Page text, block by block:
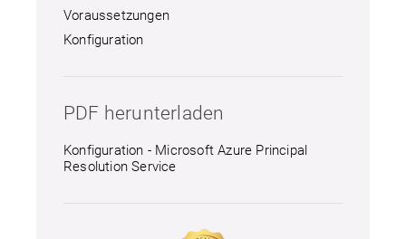
Voraussetzungen
Konfiguration
PDF herunterladen
Konfiguration - Microsoft Azure Principal
Resolution Service